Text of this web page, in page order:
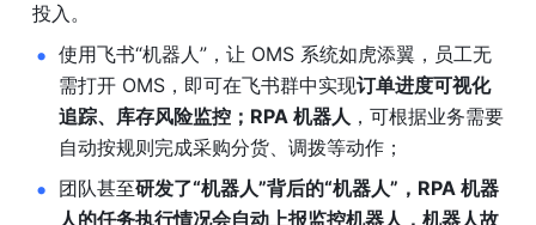
投入。
使用飞书“机器人”，让 OMS 系统如虎添翼，员工无
需打开 OMS，即可在飞书群中实现订单进度可视化
追踪、库存风险监控；RPA 机器人 ，可根据业务需要
自动按规则完成采购分货、调拨等动作；
团队甚至研发了“机器人”背后的“机器人”，RPA 机器
人的任务执行情况会自动上报监控机器人，机器人故